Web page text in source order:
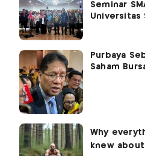
Seminar
Universitas
Purbaya
Saham